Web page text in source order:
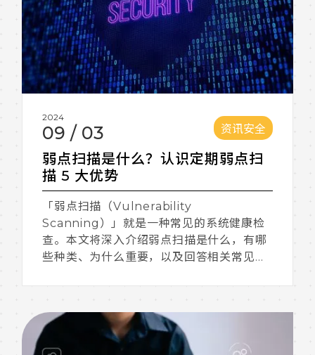
2024
09/ 03 资讯安全
弱点扫描是什么？认识定期弱点扫
描 5 大优势
「弱点扫描（Vulnerability
Scanning）」就是一种常见的系统健康检
查。本文将深入介绍弱点扫描是什么，有哪
些种类、为什么重要，以及回答相关常见问